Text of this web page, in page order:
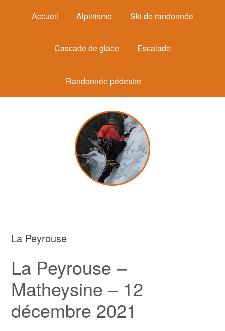
Accueil Alpinisme Ski de randonnée
Cascade de glace Escalade
Randonnée pédestre
La Peyrouse
La Peyrouse –
Matheysine – 12
décembre 2021